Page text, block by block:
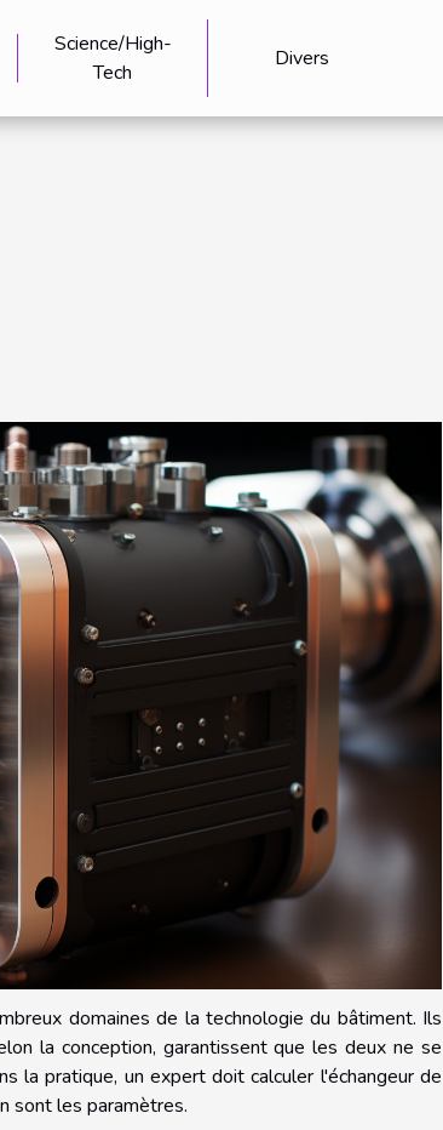
Science/High-
Tech
Divers
domaines de la technologie du bâtiment. Ils
la conception, garantissent que les deux ne se
la pratique, un expert doit calculer l'échangeur de
sont les paramètres.